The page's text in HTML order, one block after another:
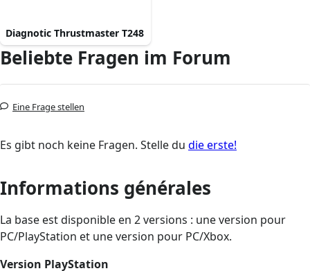
Diagnotic Thrustmaster T248
Beliebte Fragen im Forum
Eine Frage stellen
Es gibt noch keine Fragen. Stelle du die erste!
Informations générales
La base est disponible en 2 versions : une version pour
PC/PlayStation et une version pour PC/Xbox.
Version PlayStation